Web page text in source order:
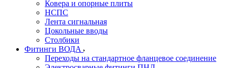
Ковера и опорные плиты
НСПС
Лента сигнальная
Цокольные вводы
Столбики
Фитинги ВОДА
Переходы на стандартное фланцевое соединение